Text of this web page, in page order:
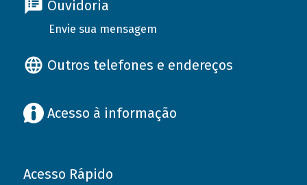
Ouvidoria
Envie sua mensagem
Outros telefones e endereços
Acesso à informação
Acesso Rápido